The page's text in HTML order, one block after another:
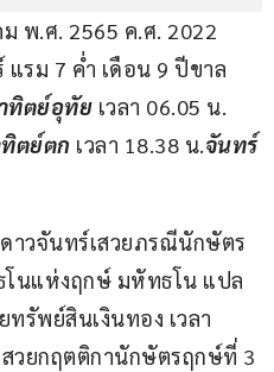
พ.ศ. 2565 ค.ศ. 2022
แรม 7 ค่ำ เดือน 9 ปีขาล
ทิตย์อุทัย เวลา 06.05 น.
ตย์ตก เวลา 18.38 น.จันทร์
าวจันทร์เสวยภรณีนักษัตร
นแห่งฤกษ์ มหัทธโน แปล
รัพย์สินเงินทอง เวลา
วยกฤตติกานักษัตรฤกษ์ที่ 3